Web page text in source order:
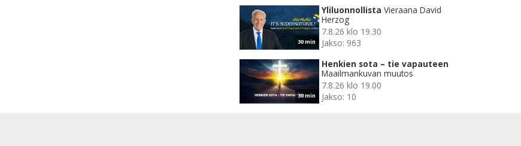
30 min
Yliluonnollista Vieraana David
Herzog
7.8.26 klo 19.30
Jakso: 963
30 min
Henkien sota – tie vapauteen
Maailmankuvan muutos
7.8.26 klo 19.00
Jakso: 10